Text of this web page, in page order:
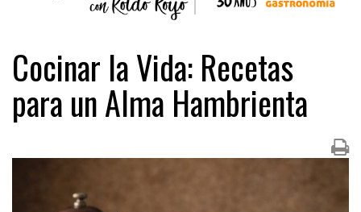
Cocinar la Vida: Recetas
para un Alma Hambrienta